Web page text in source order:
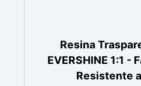
Resina
EVERSHINE 1:1 -
Resistente